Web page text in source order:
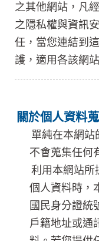
之其他網站，凡
之隱私權與資訊
任，當您連結到
護，適用各該網
關於個人資料
單純在本網站
不會蒐集任何
利用本網站所
個人資料時，
國民身分證統
戶籍地址或通